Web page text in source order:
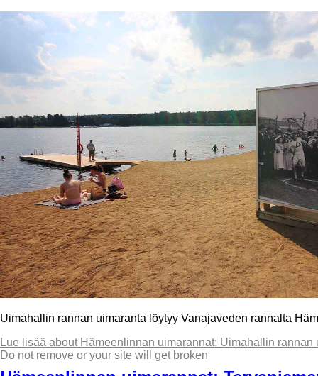
Uimahallin rannan uimaranta löytyy Vanajaveden rannalta
Lue lisää about Hämeenlinnan uimarannat: Uimahallin rannan
Do not remove or your site will get broken